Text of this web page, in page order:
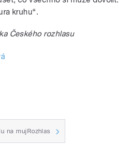
kruhu“.
Českého rozhlasu
na mujRozhlas